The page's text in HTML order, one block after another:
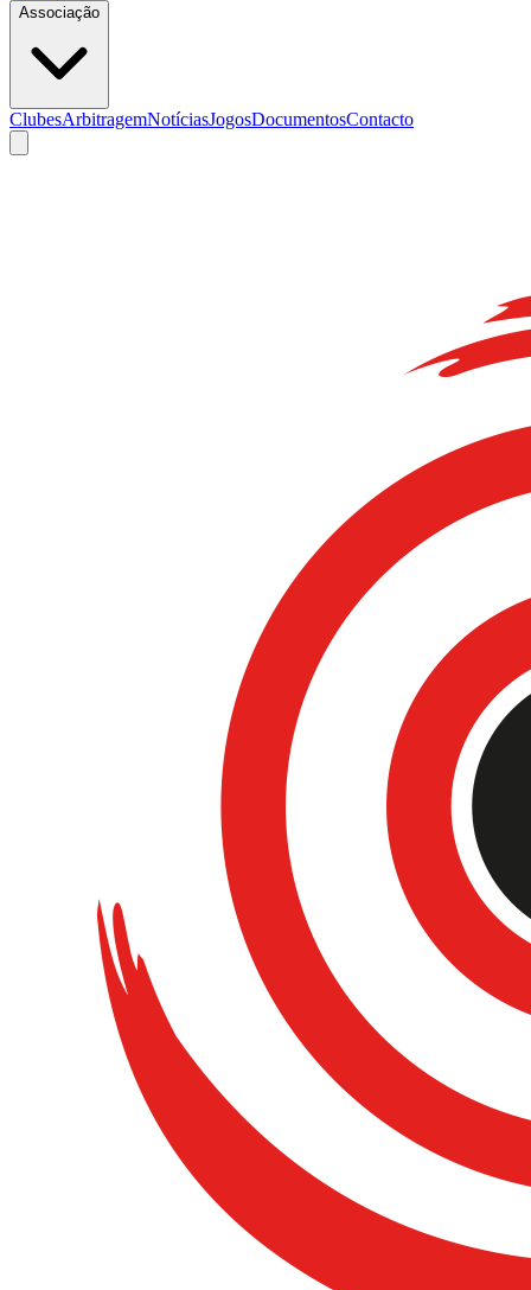
Associação
ClubesArbitragemNotíciasJogosDocumentosContacto